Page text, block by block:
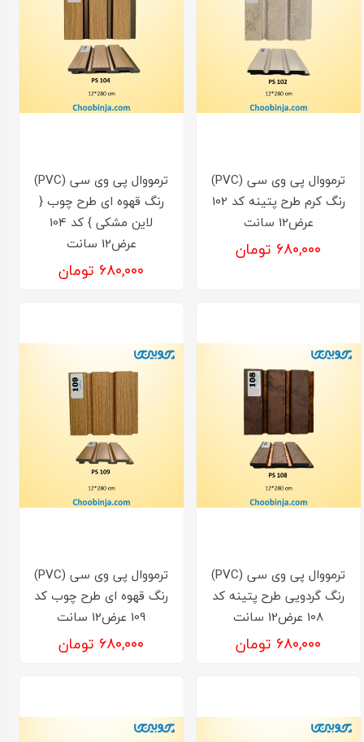
ترمووال پی وی سی (PVC)
رنگ کرم طرح پتینه کد 102
عرض12 سانت
۶۸۰,۰۰۰ تومان
ترمووال پی وی سی (PVC)
رنگ قهوه ای طرح چوب {
لاین مشکی } کد 104
عرض12 سانت
۶۸۰,۰۰۰ تومان
ترمووال پی وی سی (PVC)
رنگ گردویی طرح پتینه کد
108 عرض12 سانت
۶۸۰,۰۰۰ تومان
ترمووال پی وی سی (PVC)
رنگ قهوه ای طرح چوب کد
109 عرض12 سانت
۶۸۰,۰۰۰ تومان